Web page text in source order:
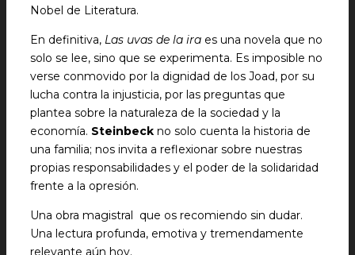
Nobel de Literatura.
En definitiva, Las uvas de la ira es una novela que no
solo se lee, sino que se experimenta. Es imposible no
verse conmovido por la dignidad de los Joad, por su
lucha contra la injusticia, por las preguntas que
plantea sobre la naturaleza de la sociedad y la
economía. Steinbeck no solo cuenta la historia de
una familia; nos invita a reflexionar sobre nuestras
propias responsabilidades y el poder de la solidaridad
frente a la opresión.
Una obra magistral que os recomiendo sin dudar.
Una lectura profunda, emotiva y tremendamente
relevante aún hoy.